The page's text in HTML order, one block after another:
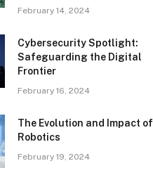
February 14, 2024
Cybersecurity Spotlight:
Safeguarding the Digital
Frontier
February 16, 2024
The Evolution and Impact of
Robotics
February 19, 2024